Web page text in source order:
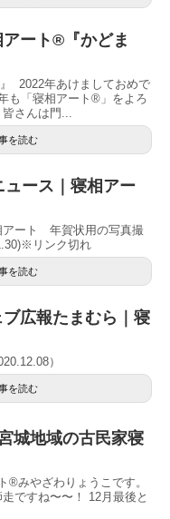
アート®︎『かどま
2022年あけましておめで
も「寝相アート®︎」をよろ
さんは門...
を読む
ース｜寝相アー
アート 年賀状用の写真撮
リンク切れ
を読む
広報たまむら｜寝
）
を読む
城地域の古民家寝
®︎みやざわりょうこです。
ですね〜〜！ 12月最後と